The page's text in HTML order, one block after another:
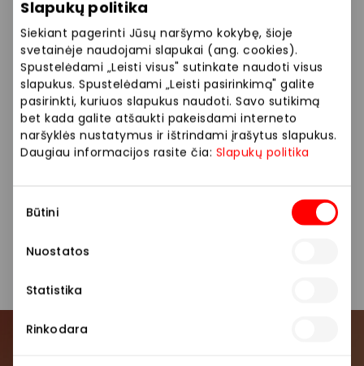
Slapukų politika
Siekiant pagerinti Jūsų naršymo kokybę, šioje
svetainėje naudojami slapukai (ang. cookies).
Spustelėdami „Leisti visus" sutinkate naudoti visus
slapukus. Spustelėdami „Leisti pasirinkimą" galite
pasirinkti, kuriuos slapukus naudoti. Savo sutikimą
bet kada galite atšaukti pakeisdami interneto
naršyklės nustatymus ir ištrindami įrašytus slapukus.
Daugiau informacijos rasite čia: Slapukų politika
pasirinkimas
Būtini
Nuostatos
Statistika
Rinkodara
veikiančios parduotuvės ir paslaugų teikėjai
savarankiškai nustato taikomas nuolaidas, jų
dydžius bei kitas aktualias sąlygas. Stengiamės
kuo tiksliau pateikti aktualią informaciją, tačiau,
jei kyla neatitikimų tarp mūsų tinklalapyje
pateiktos informacijos ir faktinės informacijos
parduotuvėje ar paslaugų teikimo vietoje, visada
vadovaukitės tuo, kas nurodyta konkrečioje
nuolaidomis bei vykstančiomis akcijomis,
parduotuvę ar paslaugų teikimo vietą.